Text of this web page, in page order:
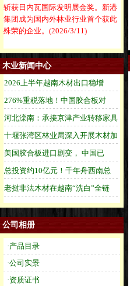
斩获日内瓦国际发明展金奖。新港
集团成为国内外林业行业首个获此
殊荣的企业。 (2026/3/11)
木业新闻中心
公司相册
·产品目录
·公司实景
·资质证书